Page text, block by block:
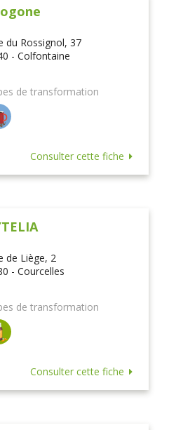
du Rossignol, 37
- Colfontaine
de transformation
Consulter cette fiche
de Liège, 2
- Courcelles
de transformation
Consulter cette fiche